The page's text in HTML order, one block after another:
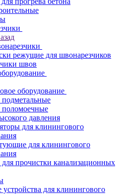
режущие для швонарезчиков
швов
оборудование
давления
для клинингового
для клинингового
прочистки канализационных
устройства для клинингового